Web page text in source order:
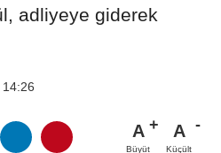
adliyeye giderek
A
Büyüt
A
Küçült